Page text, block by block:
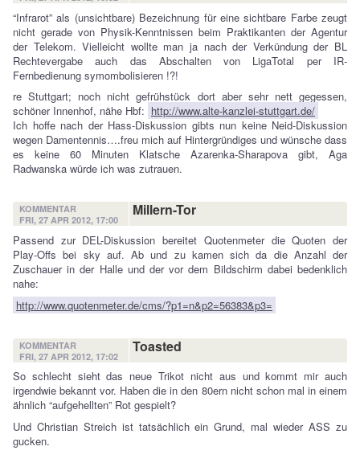
“Infrarot” als (unsichtbare) Bezeichnung für eine sichtbare Farbe zeugt
nicht gerade von Physik-Kenntnissen beim Praktikanten der Agentur
der Telekom. Vielleicht wollte man ja nach der Verkündung der BL
Rechtevergabe auch das Abschalten von LigaTotal per IR-
Fernbedienung symombolisieren !?!
re Stuttgart; noch nicht gefrühstück dort aber sehr nett gegessen,
schöner Innenhof, nähe Hbf: http://www.alte-kanzlei-stuttgart.de/
Ich hoffe nach der Hass-Diskussion gibts nun keine Neid-Diskussion
wegen Damentennis….freu mich auf Hintergründiges und wünsche dass
es keine 60 Minuten Klatsche Azarenka-Sharapova gibt, Aga
Radwanska würde ich was zutrauen.
KOMMENTAR
FRI, 27 APR 2012, 17:00
Millern-Tor
Passend zur DEL-Diskussion bereitet Quotenmeter die Quoten der
Play-Offs bei sky auf. Ab und zu kamen sich da die Anzahl der
Zuschauer in der Halle und der vor dem Bildschirm dabei bedenklich
nahe:
http://www.quotenmeter.de/cms/?p1=n&p2=56383&p3=
KOMMENTAR
FRI, 27 APR 2012, 17:02
Toasted
So schlecht sieht das neue Trikot nicht aus und kommt mir auch
irgendwie bekannt vor. Haben die in den 80ern nicht schon mal in einem
ähnlich “aufgehellten” Rot gespielt?
Und Christian Streich ist tatsächlich ein Grund, mal wieder ASS zu
gucken.